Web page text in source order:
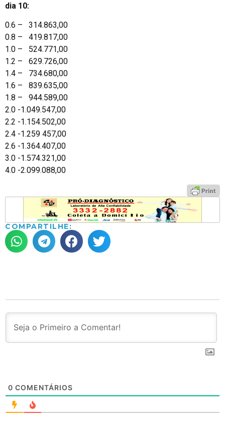
dia 10:
0.6 – 314.863,00
0.8 – 419.817,00
1.0 – 524.771,00
1.2 – 629.726,00
1.4 – 734.680,00
1.6 – 839.635,00
1.8 – 944.589,00
2.0 -1.049.547,00
2.2 -1.154.502,00
2.4 -1.259 457,00
2.6 -1.364.407,00
3.0 -1.574.321,00
4.0 -2.099.088,00
COMPARTILHE:
0 COMENTÁRIOS